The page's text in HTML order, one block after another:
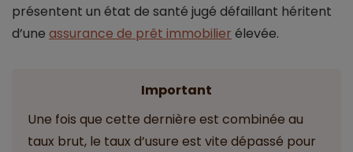
présentent un état de santé jugé défaillant héritent
d’une assurance de prêt immobilier élevée.
Important
Une fois que cette dernière est combinée au
taux brut, le taux d’usure est vite dépassé pour